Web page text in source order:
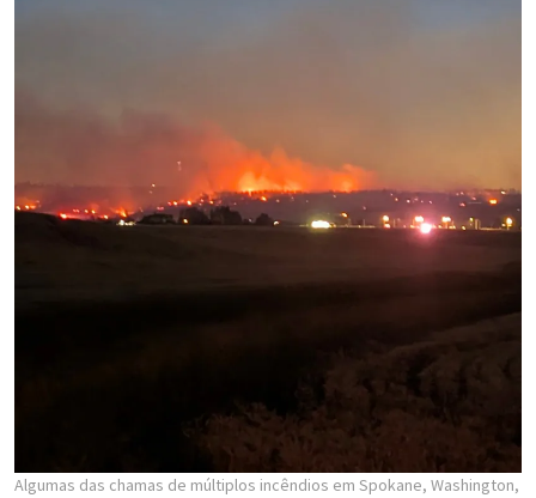
Algumas das chamas de múltiplos incêndios em Spokane, Washington,